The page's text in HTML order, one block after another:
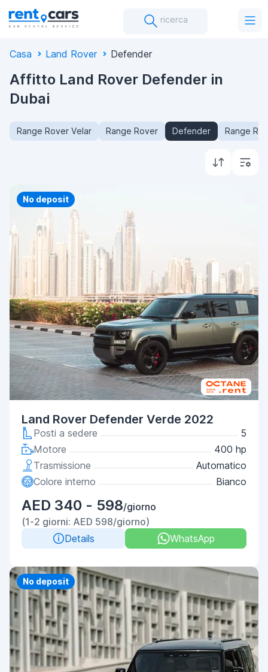
ricerca
Casa Land Rover Defender
Affitto Land Rover Defender in
Dubai
Range Rover Velar Range Rover Defender Range
Priority
No deposit
Land Rover Defender Verde 2022
Posti a sedere
5
Motore
400 hp
Trasmissione
Automatico
Colore interno
Bianco
AED 340 - 598/giorno
(1-2 giorni: AED 598/giorno)
Details
WhatsApp
Priority
No deposit